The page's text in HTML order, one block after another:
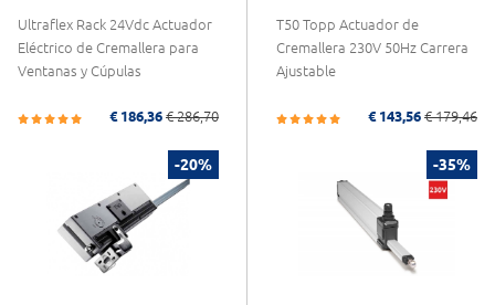
Ultraflex Rack 24Vdc Actuador
Eléctrico de Cremallera para
Ventanas y Cúpulas
€ 186,36 € 286,70
T50 Topp Actuador de
Cremallera 230V 50Hz Carrera
Ajustable
€ 143,56 € 179,46
-20% -35%